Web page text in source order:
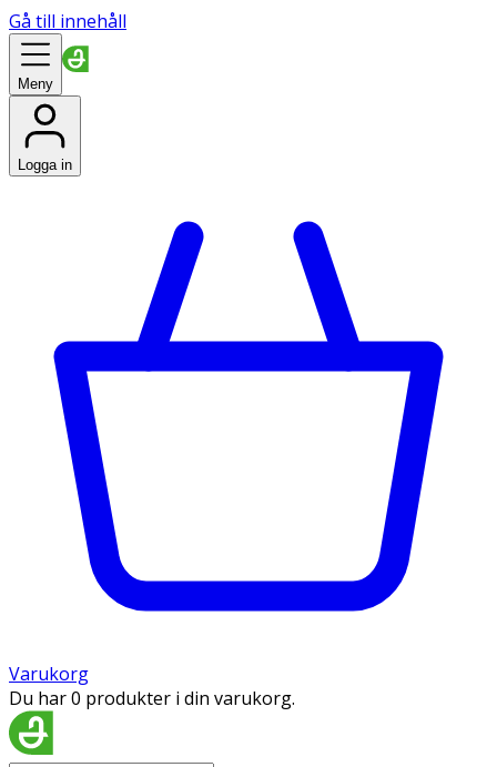
Gå till innehåll
Meny
Logga in
Varukorg
Du har 0 produkter i din varukorg.